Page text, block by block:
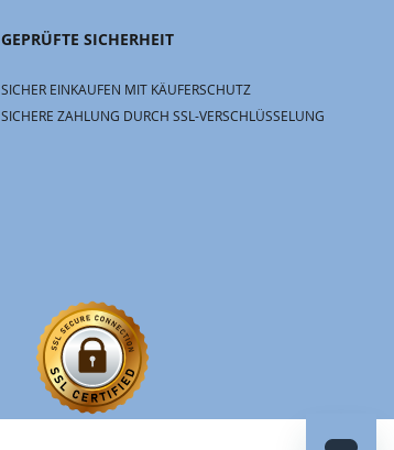
GEPRÜFTE SICHERHEIT
SICHER EINKAUFEN MIT KÄUFERSCHUTZ
SICHERE ZAHLUNG DURCH SSL-VERSCHLÜSSELUNG